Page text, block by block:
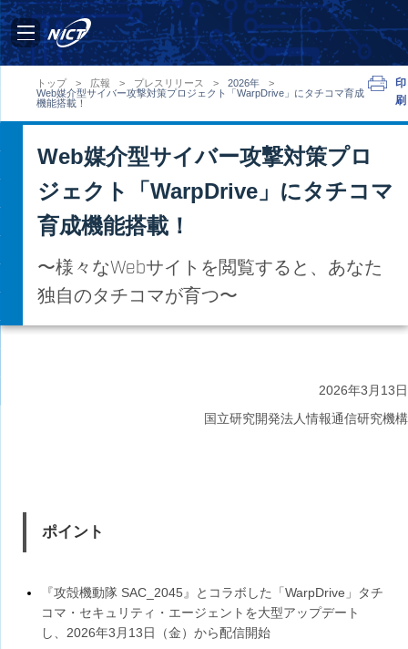
トップ > 広報 > プレスリリース > 2026年
>
Web媒介型サイバー攻撃対策プロジェクト「WarpDrive」にタチコマ育成
機能搭載！
印
刷
Web媒介型サイバー攻撃対策プロ
ジェクト「WarpDrive」にタチコマ
育成機能搭載！
〜様々なWebサイトを閲覧すると、あなた
独自のタチコマが育つ〜
2026年3月13日
国立研究開発法人情報通信研究機構
ポイント
『攻殻機動隊 SAC_2045』とコラボした「WarpDrive」タチ
コマ・セキュリティ・エージェントを大型アップデート
し、2026年3月13日（金）から配信開始